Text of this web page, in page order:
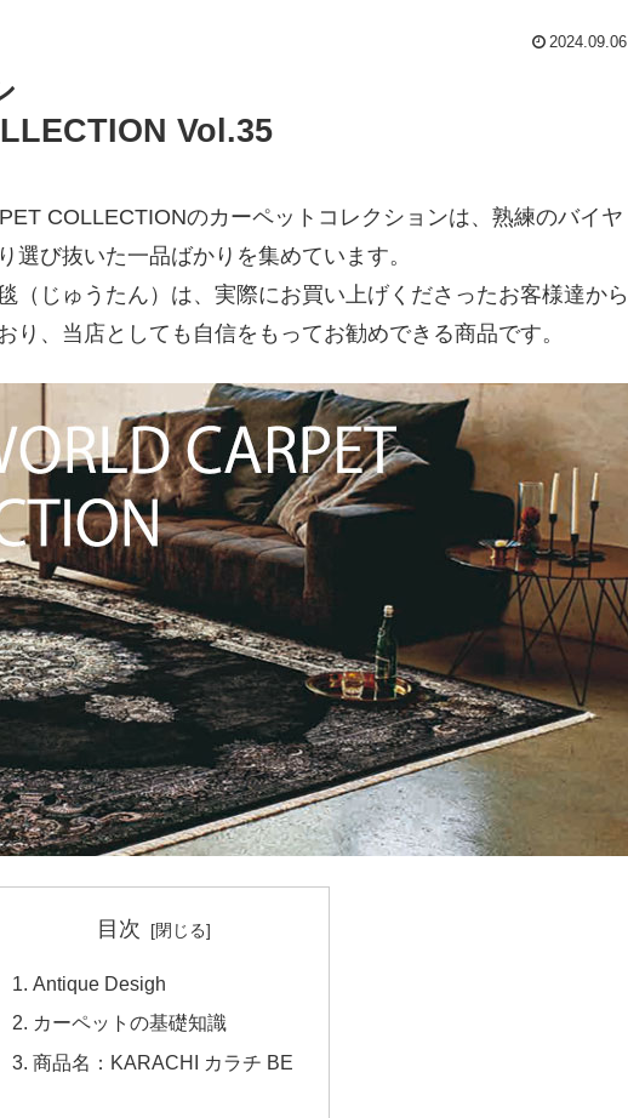
2024.09.06
Vol.35
COLLECTIONのカーペットコレクションは、熟練のバイヤ
選び抜いた一品ばかりを集めています。
（じゅうたん）は、実際にお買い上げくださったお客様達から
り、当店としても自信をもってお勧めできる商品です。
目次
Antique Desigh
カーペットの基礎知識
商品名：KARACHI カラチ BE